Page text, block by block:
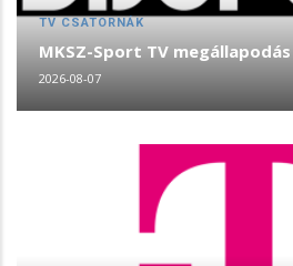
TV CSATORNÁK
MKSZ-Sport TV megállapodás
2026-08-07